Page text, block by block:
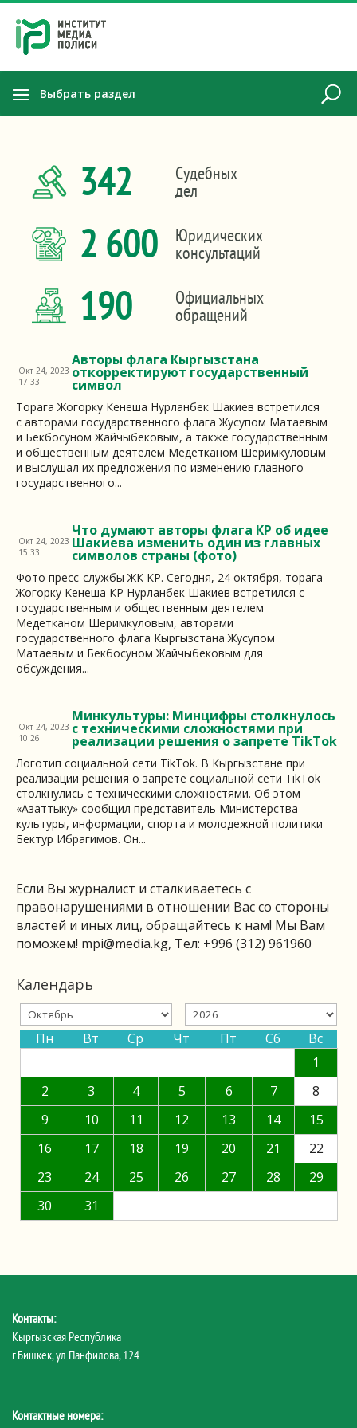
Выбрать раздел
342 Судебных
дел
2 600 Юридических
консультаций
190 Официальных
обращений
Авторы флага Кыргызстана
откорректируют государственный
символ
Окт 24, 2023
17:33
Торага Жогорку Кенеша Нурланбек Шакиев встретился
с авторами государственного флага Жусупом Матаевым
и Бекбосуном Жайчыбековым, а также государственным
и общественным деятелем Медетканом Шеримкуловым
и выслушал их предложения по изменению главного
государственного...
Что думают авторы флага КР об идее
Шакиева изменить один из главных
символов страны (фото)
Окт 24, 2023
15:33
Фото пресс-службы ЖК КР. Сегодня, 24 октября, торага
Жогорку Кенеша КР Нурланбек Шакиев встретился с
государственным и общественным деятелем
Медетканом Шеримкуловым, авторами
государственного флага Кыргызстана Жусупом
Матаевым и Бекбосуном Жайчыбековым для
обсуждения...
Минкультуры: Минцифры столкнулось
с техническими сложностями при
реализации решения о запрете TikTok
Окт 24, 2023
10:26
Логотип социальной сети TikTok. В Кыргызстане при
реализации решения о запрете социальной сети TikTok
столкнулись с техническими сложностями. Об этом
«Азаттыку» сообщил представитель Министерства
культуры, информации, спорта и молодежной политики
Бектур Ибрагимов. Он...
Если Вы журналист и сталкиваетесь с
правонарушениями в отношении Вас со стороны
властей и иных лиц, обращайтесь к нам! Мы Вам
поможем! mpi@media.kg, Тел: +996 (312) 961960
Календарь
Пн Вт Ср Чт Пт Сб
Вс
1
2
3 4 5 6 7
8
9
10 11 12 13 14
15
16
17 18 19 20 21
22
23
24 25 26 27 28
29
30
31
Контакты:
Кыргызская Республика
г.Бишкек, ул.Панфилова, 124
Контактные номера: